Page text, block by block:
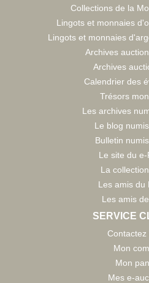
Collections de la
Lingots et monnaies
Lingots et monnaies
Archives
Archives
Calendrier des
Trésors
Les archives
Le blog
Bulletin
Le site du e-
La
Les amis du
Les amis
SERVICE
Contactez
Mon
Mon
Mes e-